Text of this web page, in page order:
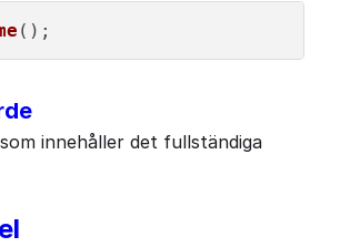
som innehåller det fullständiga